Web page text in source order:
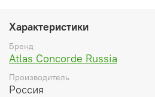
Характеристики
Бренд
Atlas Concorde Russia
Производитель
Россия